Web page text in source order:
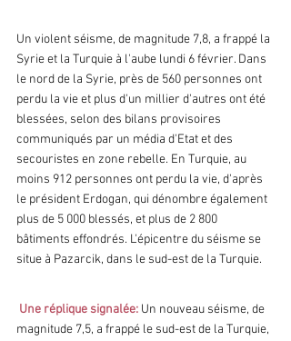
Un violent séisme, de magnitude 7,8, a frappé la
Syrie et la Turquie à l'aube lundi 6 février. Dans
le nord de la Syrie, près de 560 personnes ont
perdu la vie et plus d'un millier d'autres ont été
blessées, selon des bilans provisoires
communiqués par un média d'Etat et des
secouristes en zone rebelle. En Turquie, au
moins 912 personnes ont perdu la vie, d'après
le président Erdogan, qui dénombre également
plus de 5 000 blessés, et plus de 2 800
bâtiments effondrés. L'épicentre du séisme se
situe à Pazarcik, dans le sud-est de la Turquie.
Une réplique signalée: Un nouveau séisme, de
magnitude 7,5, a frappé le sud-est de la Turquie,